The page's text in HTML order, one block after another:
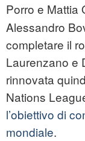
Porro e Mattia
Alessandro
completare il
Laurenzano e
rinnovata
Nations
l’obiettivo di
mondiale.